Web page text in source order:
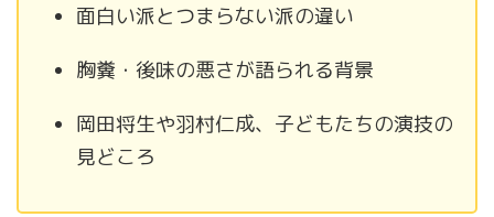
面白い派とつまらない派の違い
胸糞・後味の悪さが語られる背景
岡田将生や羽村仁成、子どもたちの演技の
見どころ